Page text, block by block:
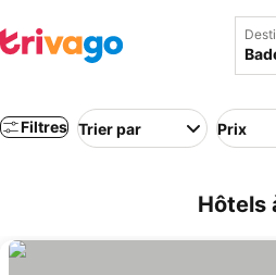
Filtres Trier par Prix
Hôtels